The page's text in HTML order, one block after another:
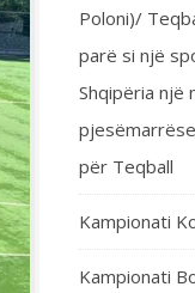
Poloni)/
parë si një
Shqipëria një
për Teqball
Kampionati
Kampionati